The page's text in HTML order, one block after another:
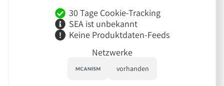
30 Tage Cookie-Tracking
SEA ist unbekannt
Keine Produktdaten-Feeds
Netzwerke
vorhanden